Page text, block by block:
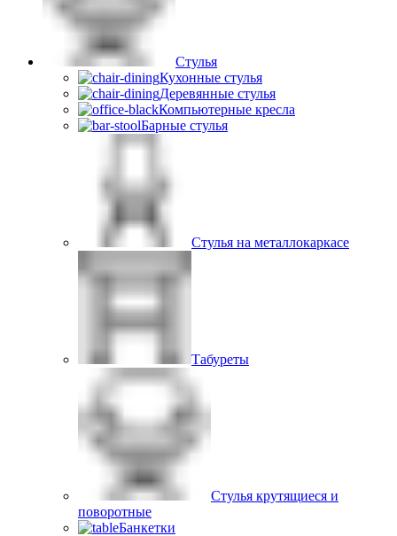
Стулья
Кухонные стулья
Деревянные стулья
Компьютерные кресла
Барные стулья
Стулья на металлокаркасе
Табуреты
Стулья крутящиеся и
поворотные
Банкетки